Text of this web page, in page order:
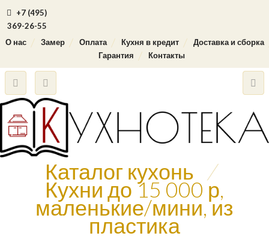
+7 (495)
369-26-55
О нас
Замер Оплата Кухня в кредит
Доставка и сборка
Гарантия
Контакты
Каталог кухонь /
Кухни до 15 000 р,
маленькие/мини, из
пластика